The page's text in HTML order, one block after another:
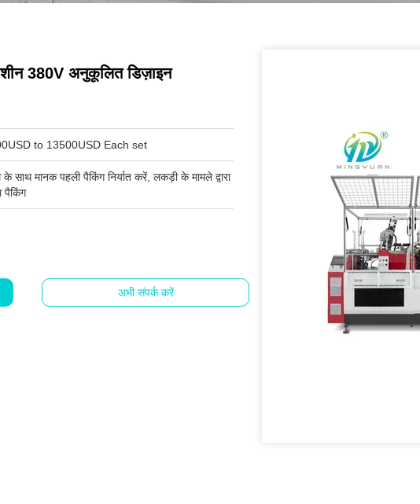
380V अनुकूलित डिज़ाइन
to 13500USD Each set
के साथ मानक पहली पैकिंग निर्यात करें, लकड़ी के मामले द्वारा
पैकिंग
अभी संपर्क करें